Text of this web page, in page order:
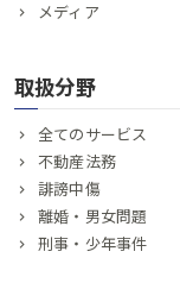
メディア
取扱分野
全てのサービス
不動産法務
誹謗中傷
離婚・男女問題
刑事・少年事件